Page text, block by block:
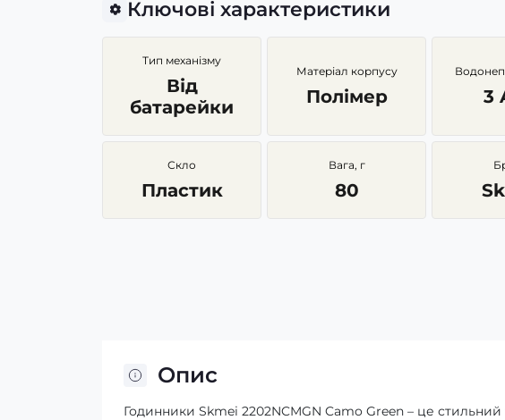
Ключові характеристики
Тип механізму
Від
батарейки
Матеріал корпусу
Полімер 3
Скло
Пластик
Вага, г
80
Опис
Годинники Skmei 2202NCMGN Camo Green – це стильний